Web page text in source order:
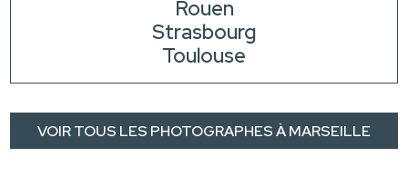
Rouen
Strasbourg
Toulouse
VOIR TOUS LES PHOTOGRAPHES À MARSEILLE